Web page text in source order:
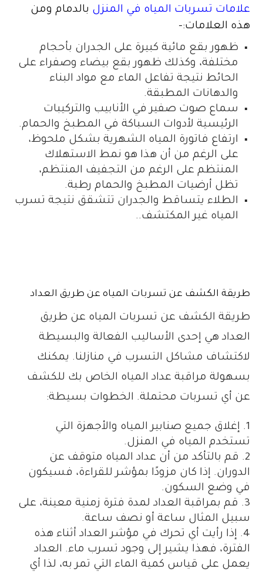
علامات تسربات المياه في المنزل بالدمام ومن
هذه العلامات:-
ظهور بقع مائية كبيرة على الجدران بأحجام
مختلفة، وكذلك ظهور بقع بيضاء وصفراء على
الحائط نتيجة تفاعل الماء مع مواد البناء
والدهانات المطبقة.
سماع صوت صفير في الأنابيب والتركيبات
الرئيسية لأدوات السباكة في المطبخ والحمام.
ارتفاع فاتورة المياه الشهرية بشكل ملحوظ،
على الرغم من أن هذا هو نمط الاستهلاك
المنتظم على الرغم من التجفيف المنتظم،
تظل أرضيات المطبخ والحمام رطبة.
الطلاء يتساقط والجدران تتشقق نتيجة تسرب
المياه غير المكتشف..
طريقة الكشف عن تسربات المياه عن طريق العداد
طريقة الكشف عن تسربات المياه عن طريق
العداد هي إحدى الأساليب الفعالة والبسيطة
لاكتشاف مشاكل التسرب في منازلنا. يمكنك
بسهولة مراقبة عداد المياه الخاص بك للكشف
عن أي تسربات محتملة. الخطوات بسيطة:
إغلاق جميع صنابير المياه والأجهزة التي
تستخدم المياه في المنزل.
قم بالتأكد من أن عداد المياه متوقف عن
الدوران. إذا كان مزودًا بمؤشر للقراءة، فسيكون
في وضع السكون.
قم بمراقبة العداد لمدة فترة زمنية معينة، على
سبيل المثال ساعة أو نصف ساعة.
إذا رأيت أي تحرك في مؤشر العداد أثناء هذه
الفترة، فهذا يشير إلى وجود تسرب ماء. العداد
يعمل على قياس كمية الماء التي تمر به، لذا أي